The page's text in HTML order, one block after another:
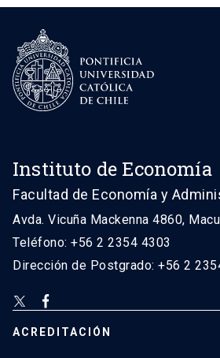
Instituto de Economía
Facultad de Economía y
Avda. Vicuña Mackenna 4860,
Teléfono: +56 2 2354 4303
Dirección de Postgrado: +56 2
ACREDITACIÓN